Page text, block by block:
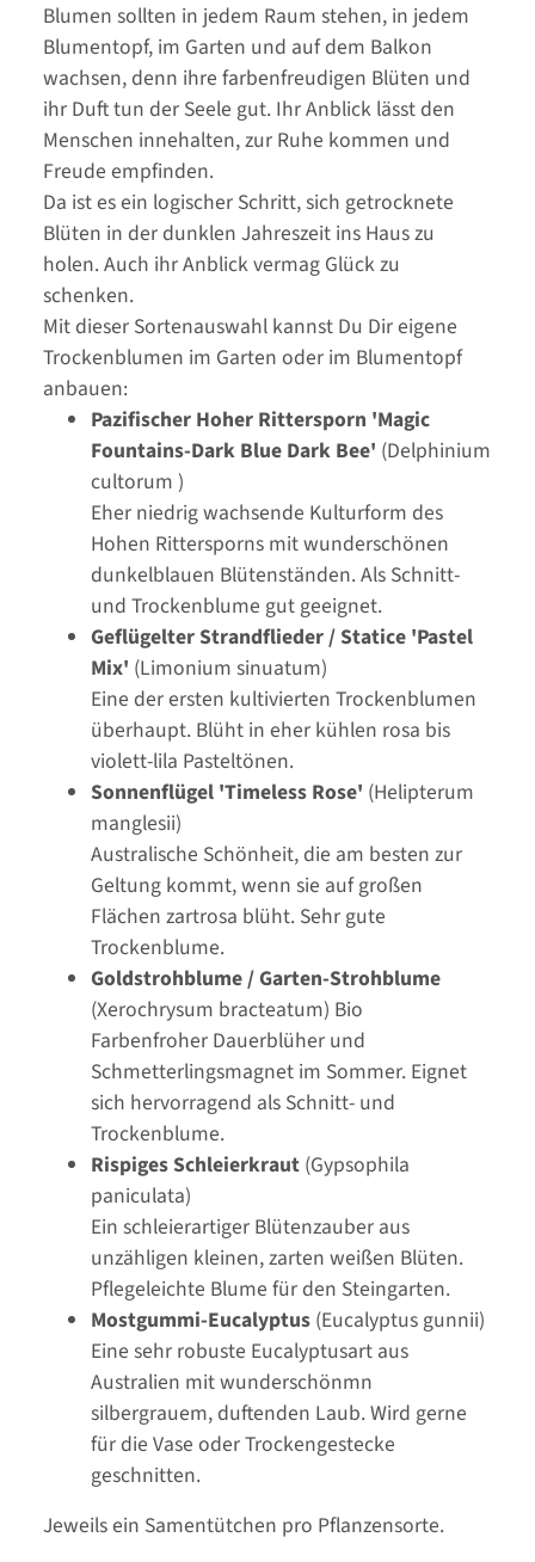
Blumen sollten in jedem Raum stehen, in jedem
Blumentopf, im Garten und auf dem Balkon
wachsen, denn ihre farbenfreudigen Blüten und
ihr Duft tun der Seele gut. Ihr Anblick lässt den
Menschen innehalten, zur Ruhe kommen und
Freude empfinden.
Da ist es ein logischer Schritt, sich getrocknete
Blüten in der dunklen Jahreszeit ins Haus zu
holen. Auch ihr Anblick vermag Glück zu
schenken.
Mit dieser Sortenauswahl kannst Du Dir eigene
Trockenblumen im Garten oder im Blumentopf
anbauen:
Pazifischer Hoher Rittersporn 'Magic
Fountains-Dark Blue Dark Bee' (Delphinium
cultorum )
Eher niedrig wachsende Kulturform des
Hohen Rittersporns mit wunderschönen
dunkelblauen Blütenständen. Als Schnitt-
und Trockenblume gut geeignet.
Geflügelter Strandflieder / Statice 'Pastel
Mix' (Limonium sinuatum)
Eine der ersten kultivierten Trockenblumen
überhaupt. Blüht in eher kühlen rosa bis
violett-lila Pasteltönen.
Sonnenflügel 'Timeless Rose' (Helipterum
manglesii)
Australische Schönheit, die am besten zur
Geltung kommt, wenn sie auf großen
Flächen zartrosa blüht. Sehr gute
Trockenblume.
Goldstrohblume / Garten-Strohblume
(Xerochrysum bracteatum) Bio
Farbenfroher Dauerblüher und
Schmetterlingsmagnet im Sommer. Eignet
sich hervorragend als Schnitt- und
Trockenblume.
Rispiges Schleierkraut (Gypsophila
paniculata)
Ein schleierartiger Blütenzauber aus
unzähligen kleinen, zarten weißen Blüten.
Pflegeleichte Blume für den Steingarten.
Mostgummi-Eucalyptus (Eucalyptus gunnii)
Eine sehr robuste Eucalyptusart aus
Australien mit wunderschönmn
silbergrauem, duftenden Laub. Wird gerne
für die Vase oder Trockengestecke
geschnitten.
Jeweils ein Samentütchen pro Pflanzensorte.